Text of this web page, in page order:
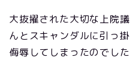
大抜擢された大切な上院
んとスキャンダルに引っ
侮辱してしまったのでした